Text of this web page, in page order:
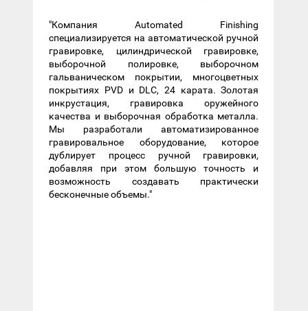
"Компания Automated Finishing
специализируется на автоматической ручной
гравировке, цилиндрической гравировке,
выборочной полировке, выборочном
гальваническом покрытии, многоцветных
покрытиях PVD и DLC, 24 карата. Золотая
инкрустация, гравировка оружейного
качества и выборочная обработка металла.
Мы разработали автоматизированное
гравировальное оборудование, которое
дублирует процесс ручной гравировки,
добавляя при этом большую точность и
возможность создавать практически
бесконечные объемы."